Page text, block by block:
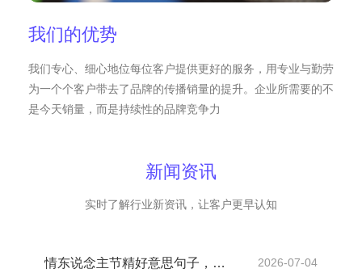
我们的优势
我们专心、细心地位每位客户提供更好的服务，用专业与勤劳
为一个个客户带去了品牌的传播销量的提升。企业所需要的不
是今天销量，而是持续性的品牌竞争力
新闻资讯
实时了解行业新资讯，让客户更早认知
情东说念主节精好意思句子，传递爱意与随便
2026-07-04